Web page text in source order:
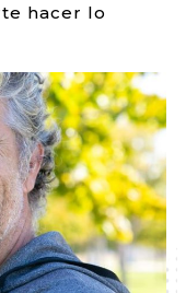
hacer lo